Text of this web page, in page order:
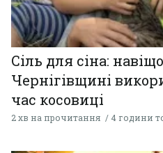
Сіль для сіна:
Чернігівщині
час косовиці
2 хв на прочитання 4 години